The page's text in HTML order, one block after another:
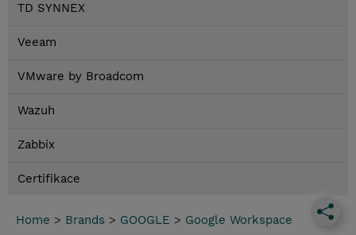
TD SYNNEX
Veeam
VMware by Broadcom
Wazuh
Zabbix
Certifikace
Home > Brands > GOOGLE > Google Workspace